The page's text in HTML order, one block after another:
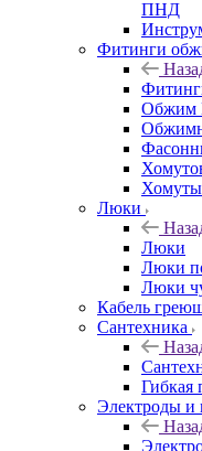
ПНД
Фитинги
Обжим
Люки
Люки
Люки
Люки
Кабель
Сантехника
Гибкая
Электроды и